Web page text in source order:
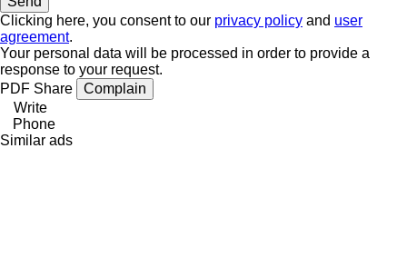
Clicking here, you consent to our privacy policy and user
agreement.
Your personal data will be processed in order to provide a
response to your request.
PDF Share
Complain
Write
Phone
Similar ads